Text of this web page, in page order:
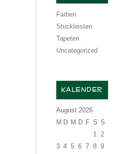
Farben
Stuckleisten
Tapeten
Uncategorized
KALENDER
August 2026
M D M D F S S
1 2
3 4 5 6 7 8 9